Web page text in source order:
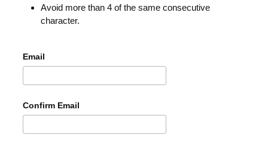
Avoid more than 4 of the same consecutive
character.
Email
Confirm Email